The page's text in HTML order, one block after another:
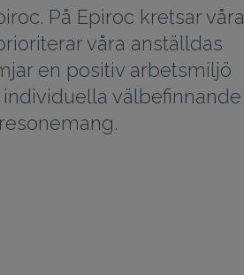
På Epiroc kretsar våra
våra anställdas
en positiv arbetsmiljö
välbefinnande